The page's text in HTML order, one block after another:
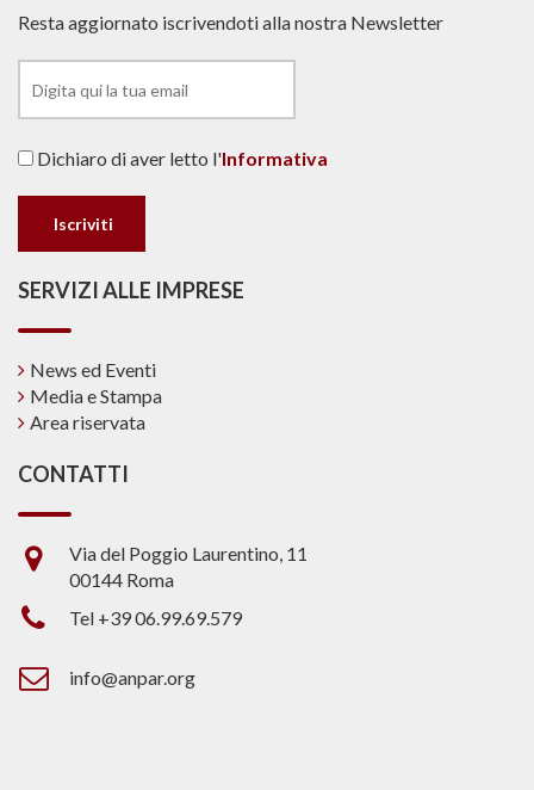
Resta aggiornato iscrivendoti alla nostra Newsletter
Dichiaro di aver letto l'Informativa
SERVIZI ALLE IMPRESE
News ed Eventi
Media e Stampa
Area riservata
CONTATTI
Via del Poggio Laurentino, 11
00144 Roma
Tel +39 06.99.69.579
info@anpar.org